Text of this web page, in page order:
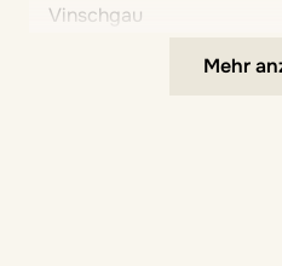
Vinschgau
Mehr